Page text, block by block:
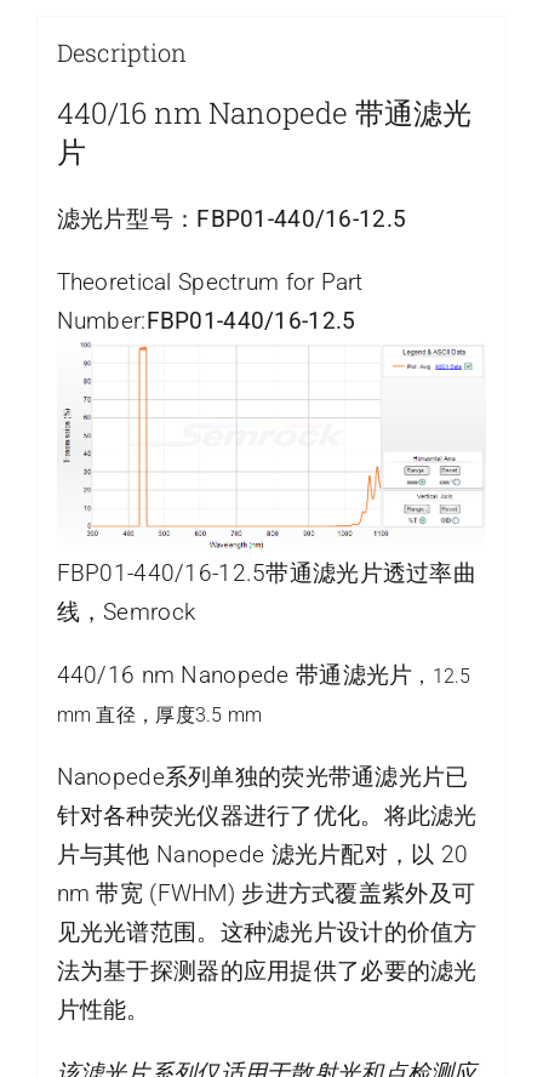
Description
440/16 nm Nanopede 带通滤光
片
滤光片型号： FBP01-440/16-12.5
Theoretical Spectrum for Part
Number:FBP01-440/16-12.5
FBP01-440/16-12.5带通滤光片透过率曲
线，Semrock
440/16 nm Nanopede 带通滤光片 ，12.5
mm 直径，厚度3.5 mm
Nanopede系列单独的荧光带通滤光片已
针对各种荧光仪器进行了优化。将此滤光
片与其他 Nanopede 滤光片配对，以 20
nm 带宽 (FWHM) 步进方式覆盖紫外及可
见光光谱范围。这种滤光片设计的价值方
法为基于探测器的应用提供了必要的滤光
片性能。